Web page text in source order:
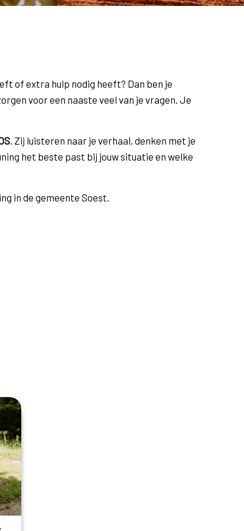
of extra hulp nodig heeft? Dan ben je
voor een naaste veel van je vragen. Je
. Zij luisteren naar je verhaal, denken met je
het beste past bij jouw situatie en welke
in de gemeente Soest.